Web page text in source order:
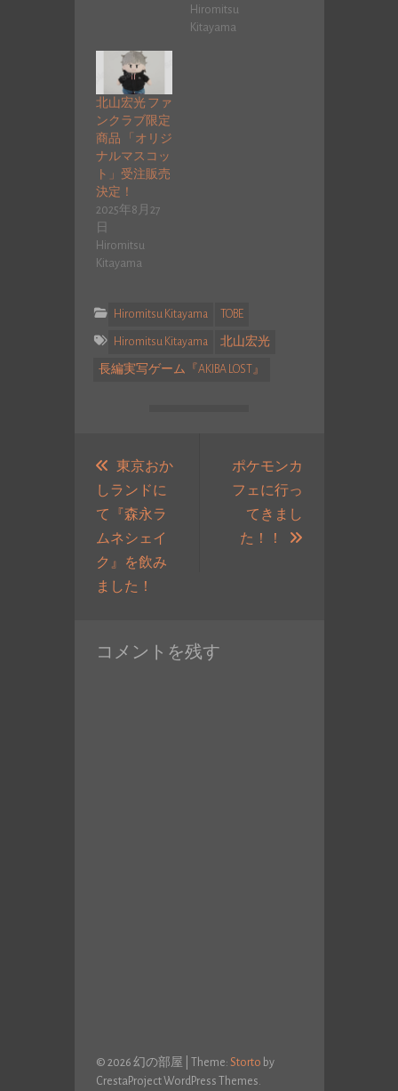
Hiromitsu
Kitayama
北山宏光 ファ
ンクラブ限定
商品 「オリジ
ナルマスコッ
ト」受注販売
決定！
2025年8月27
日
Hiromitsu
Kitayama
Hiromitsu Kitayama TOBE
Hiromitsu Kitayama 北山宏光
長編実写ゲーム『AKIBA LOST』
東京おか
しランドに
て『森永ラ
ムネシェイ
ク』を飲み
ました！
投
ポケモンカ
フェに行っ
てきまし
た！！
次
コメントを残す
© 2026 幻の部屋 Theme: Storto by
CrestaProject WordPress Themes.